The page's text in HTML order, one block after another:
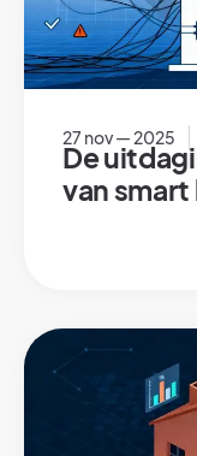
27 nov — 2025
De
van